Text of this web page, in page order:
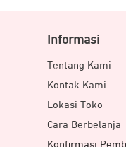
Informasi
Tentang Kami
Kontak Kami
Lokasi Toko
Cara Berbelanja
Konfirmasi